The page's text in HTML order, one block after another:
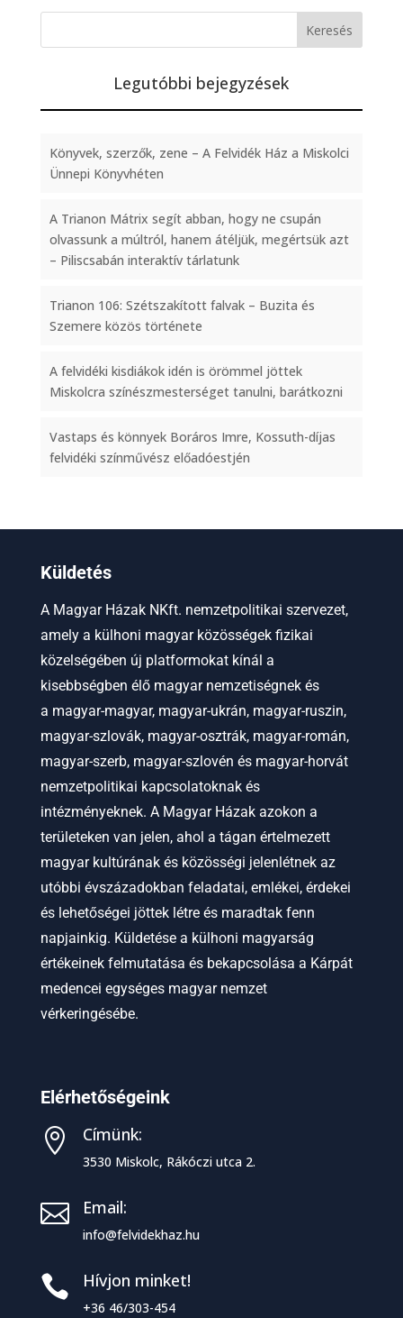
Legutóbbi bejegyzések
Könyvek, szerzők, zene – A Felvidék Ház a Miskolci
Ünnepi Könyvhéten
A Trianon Mátrix segít abban, hogy ne csupán
olvassunk a múltról, hanem átéljük, megértsük azt
– Piliscsabán interaktív tárlatunk
Trianon 106: Szétszakított falvak – Buzita és
Szemere közös története
A felvidéki kisdiákok idén is örömmel jöttek
Miskolcra színészmesterséget tanulni, barátkozni
Vastaps és könnyek Boráros Imre, Kossuth-díjas
felvidéki színművész előadóestjén
Küldetés
A Magyar Házak NKft. nemzetpolitikai szervezet,
amely a külhoni magyar közösségek fizikai
közelségében új platformokat kínál a
kisebbségben élő magyar nemzetiségnek és
a magyar-magyar, magyar-ukrán, magyar-ruszin,
magyar-szlovák, magyar-osztrák, magyar-román,
magyar-szerb, magyar-szlovén és magyar-horvát
nemzetpolitikai kapcsolatoknak és
intézményeknek. A Magyar Házak azokon a
területeken van jelen, ahol a tágan értelmezett
magyar kultúrának és közösségi jelenlétnek az
utóbbi évszázadokban feladatai, emlékei, érdekei
és lehetőségei jöttek létre és maradtak fenn
napjainkig. Küldetése a külhoni magyarság
értékeinek felmutatása és bekapcsolása a Kárpát
medencei egységes magyar nemzet
vérkeringésébe.
Elérhetőségeink
 Címünk:
3530 Miskolc, Rákóczi utca 2.
 Email:
info@felvidekhaz.hu
 Hívjon minket!
+36 46/303-454